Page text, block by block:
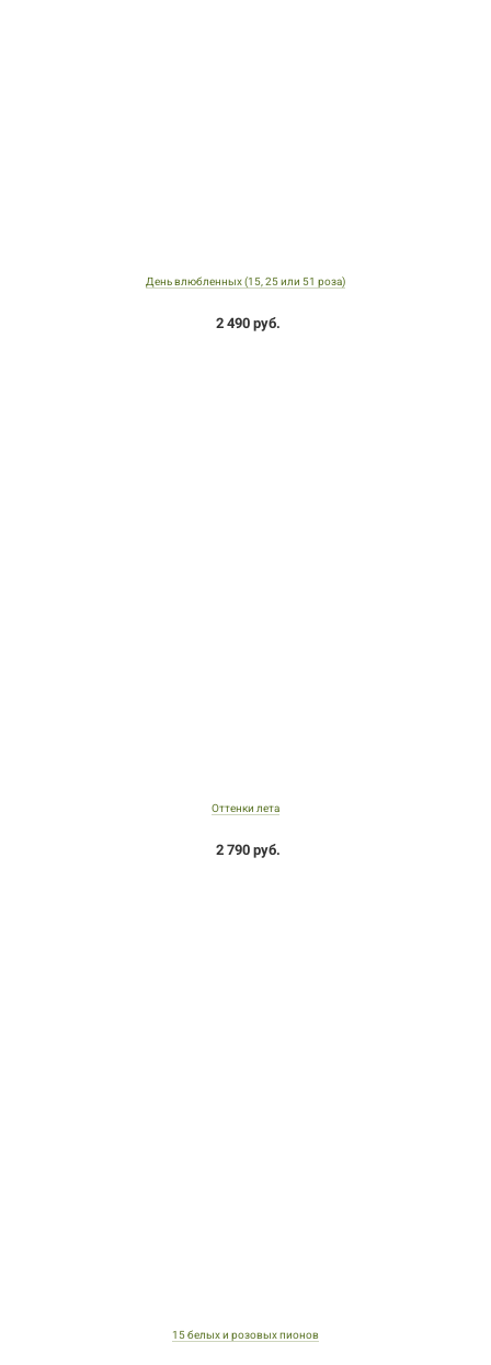
День влюбленных (15, 25 или 51 роза)
2 490 руб.
Оттенки лета
2 790 руб.
15 белых и розовых пионов